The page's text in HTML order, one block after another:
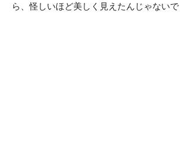
ら、怪しいほど美しく見えたんじゃないで